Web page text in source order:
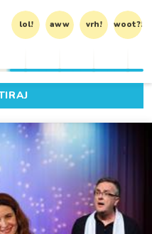
lol! aww vrh! woot?!